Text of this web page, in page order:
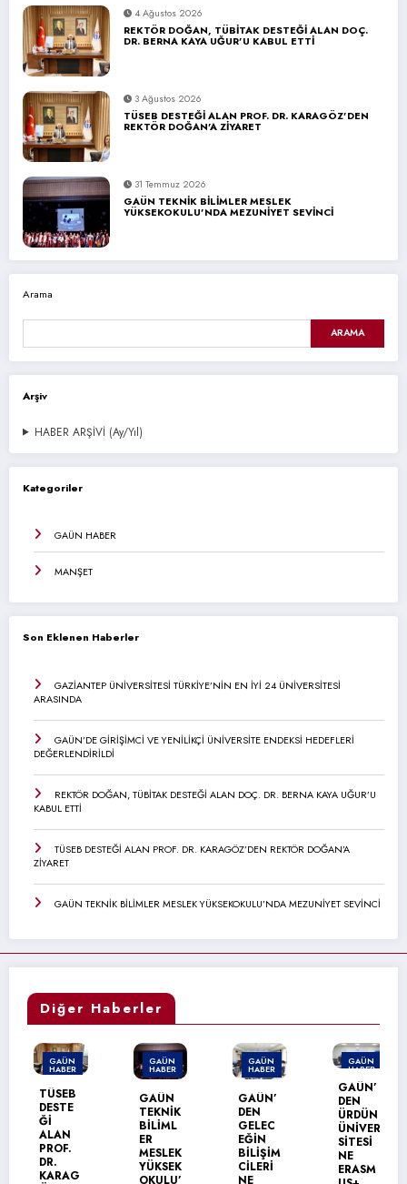
4 Ağustos 2026
REKTÖR DOĞAN, TÜBİTAK DESTEĞİ ALAN DOÇ.
DR. BERNA KAYA UĞUR’U KABUL ETTİ
3 Ağustos 2026
TÜSEB DESTEĞİ ALAN PROF. DR. KARAGÖZ’DEN
REKTÖR DOĞAN’A ZİYARET
31 Temmuz 2026
GAÜN TEKNİK BİLİMLER MESLEK
YÜKSEKOKULU’NDA MEZUNİYET SEVİNCİ
Arama
ARAMA
Arşiv
HABER ARŞİVİ (Ay/Yıl)
Kategoriler
GAÜN HABER
MANŞET
Son Eklenen Haberler
GAZİANTEP ÜNİVERSİTESİ TÜRKİYE’NİN EN İYİ 24 ÜNİVERSİTESİ
ARASINDA
GAÜN’DE GİRİŞİMCİ VE YENİLİKÇİ ÜNİVERSİTE ENDEKSİ HEDEFLERİ
DEĞERLENDİRİLDİ
REKTÖR DOĞAN, TÜBİTAK DESTEĞİ ALAN DOÇ. DR. BERNA KAYA UĞUR’U
KABUL ETTİ
TÜSEB DESTEĞİ ALAN PROF. DR. KARAGÖZ’DEN REKTÖR DOĞAN’A
ZİYARET
GAÜN TEKNİK BİLİMLER MESLEK YÜKSEKOKULU’NDA MEZUNİYET SEVİNCİ
Diğer Haberler
GAÜN
HABER
TÜSEB
DESTE
Ğİ
ALAN
PROF.
DR.
KARAG
GAÜN
HABER
GAÜN
TEKNİK
BİLİML
ER
MESLEK
YÜKSEK
OKULU’
GAÜN
HABER
GAÜN’
DEN
GELEC
EĞİN
BİLİŞİM
CİLERİ
NE
GAÜN
HABER
GAÜN’
DEN
ÜRDÜN
ÜNİVER
SİTESİ
NE
ERASM